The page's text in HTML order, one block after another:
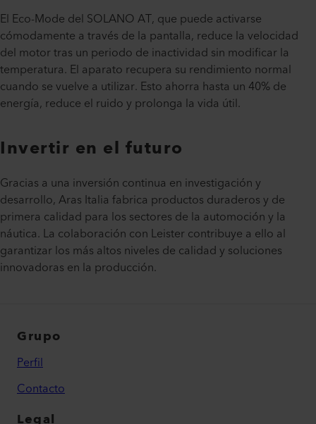
El Eco-Mode del SOLANO AT, que puede activarse
cómodamente a través de la pantalla, reduce la velocidad
del motor tras un periodo de inactividad sin modificar la
temperatura. El aparato recupera su rendimiento normal
cuando se vuelve a utilizar. Esto ahorra hasta un 40% de
energía, reduce el ruido y prolonga la vida útil.
Invertir en el futuro
Gracias a una inversión continua en investigación y
desarrollo, Aras Italia fabrica productos duraderos y de
primera calidad para los sectores de la automoción y la
náutica. La colaboración con Leister contribuye a ello al
garantizar los más altos niveles de calidad y soluciones
innovadoras en la producción.
Grupo
Perfil
Contacto
Legal